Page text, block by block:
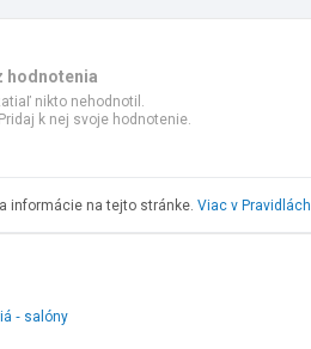
hodnotenia
nikto nehodnotil.
k nej svoje hodnotenie.
informácie na tejto stránke. Viac v Pravidlách
‑ salóny